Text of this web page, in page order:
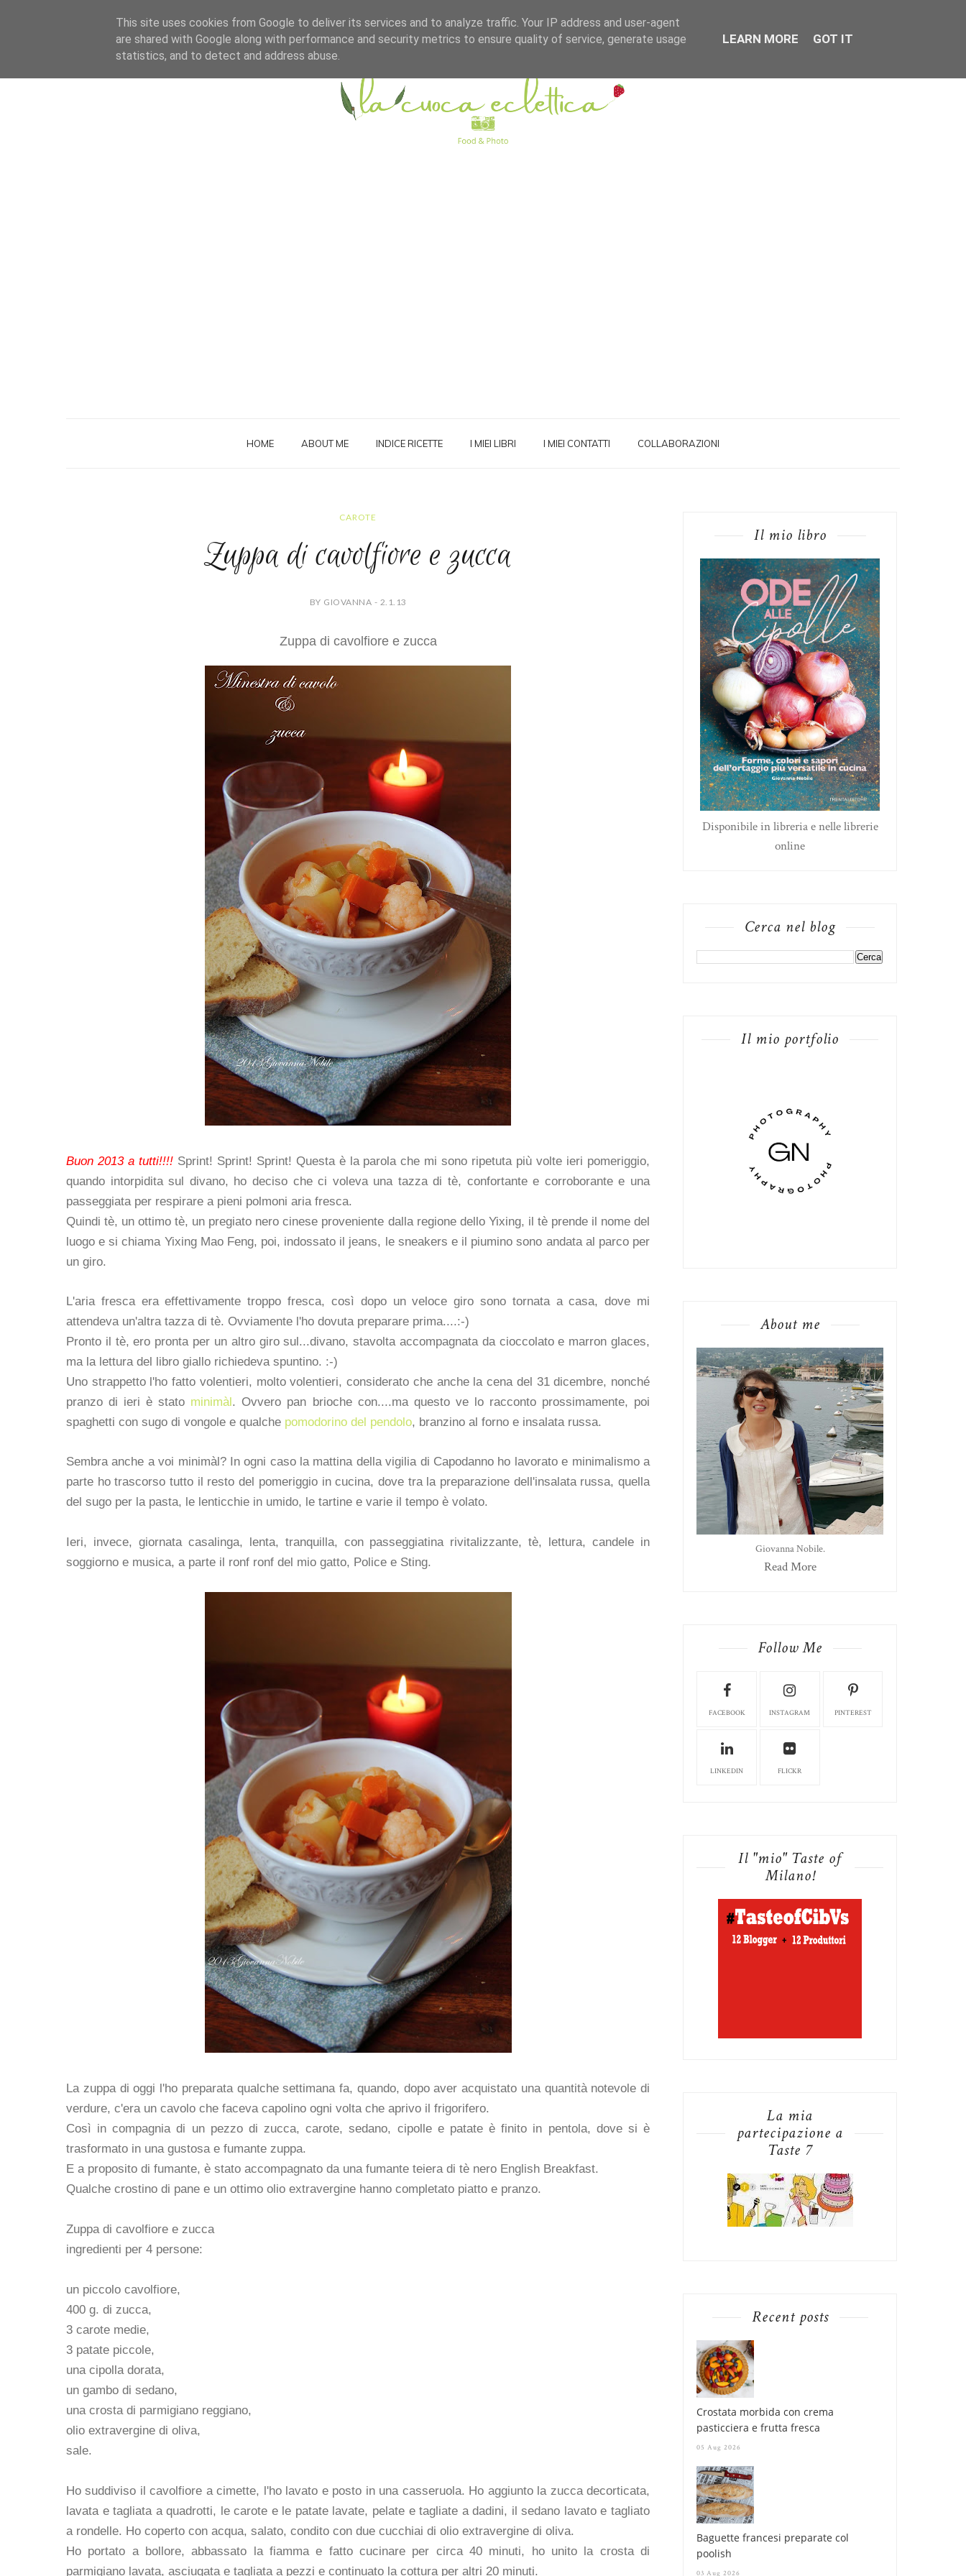
HOME ABOUT ME INDICE RICETTE I MIEI LIBRI I MIEI CONTATTI COLLABORAZIONI
CAROTE
Zuppa di cavolfiore e zucca
BY GIOVANNA - 2.1.13
Zuppa di cavolfiore e zucca
Buon 2013 a tutti!!!!Sprint! Sprint! Sprint! Questa è la parola che mi sono ripetuta più volte ieri pomeriggio,
quando intorpidita sul divano, ho deciso che ci voleva una tazza di tè, confortante e corroborante e una
passeggiata per respirare a pieni polmoni aria fresca.
Quindi tè, un ottimo tè, un pregiato nero cinese proveniente dalla regione dello Yixing, il tè prende il nome del
luogo e si chiama Yixing Mao Feng, poi, indossato il jeans, le sneakers e il piumino sono andata al parco per
un giro.
L'aria fresca era effettivamente troppo fresca, così dopo un veloce giro sono tornata a casa, dove mi
attendeva un'altra tazza di tè. Ovviamente l'ho dovuta preparare prima....:-)
Pronto il tè, ero pronta per un altro giro sul...divano, stavolta accompagnata da cioccolato e marron glaces,
ma la lettura del libro giallo richiedeva spuntino. :-)
Uno strappetto l'ho fatto volentieri, molto volentieri, considerato che anche la cena del 31 dicembre, nonché
pranzo di ieri è stato minimàl. Ovvero pan brioche con....ma questo ve lo racconto prossimamente, poi
spaghetti con sugo di vongole e qualche pomodorino del pendolo, branzino al forno e insalata russa.
Sembra anche a voi minimàl? In ogni caso la mattina della vigilia di Capodanno ho lavorato e minimalismo a
parte ho trascorso tutto il resto del pomeriggio in cucina, dove tra la preparazione dell'insalata russa, quella
del sugo per la pasta, le lenticchie in umido, le tartine e varie il tempo è volato.
Ieri, invece, giornata casalinga, lenta, tranquilla, con passeggiatina rivitalizzante, tè, lettura, candele in
soggiorno e musica, a parte il ronf ronf del mio gatto, Police e Sting.
La zuppa di oggi l'ho preparata qualche settimana fa, quando, dopo aver acquistato una quantità notevole di
verdure, c'era un cavolo che faceva capolino ogni volta che aprivo il frigorifero.
Così in compagnia di un pezzo di zucca, carote, sedano, cipolle e patate è finito in pentola, dove si è
trasformato in una gustosa e fumante zuppa.
E a proposito di fumante, è stato accompagnato da una fumante teiera di tè nero English Breakfast.
Qualche crostino di pane e un ottimo olio extravergine hanno completato piatto e pranzo.
Zuppa di cavolfiore e zucca
ingredienti per 4 persone:
un piccolo cavolfiore,
400 g. di zucca,
3 carote medie,
3 patate piccole,
una cipolla dorata,
un gambo di sedano,
una crosta di parmigiano reggiano,
olio extravergine di oliva,
sale.
Ho suddiviso il cavolfiore a cimette, l'ho lavato e posto in una casseruola. Ho aggiunto la zucca decorticata,
lavata e tagliata a quadrotti, le carote e le patate lavate, pelate e tagliate a dadini, il sedano lavato e tagliato
a rondelle. Ho coperto con acqua, salato, condito con due cucchiai di olio extravergine di oliva.
Ho portato a bollore, abbassato la fiamma e fatto cucinare per circa 40 minuti, ho unito la crosta di
parmigiano lavata, asciugata e tagliata a pezzi e continuato la cottura per altri 20 minuti.
Il mio libro
Disponibile in libreria e nelle librerie
online
Cerca nel blog
Il mio portfolio
About me
Giovanna Nobile.
Read More
Follow Me
FACEBOOK INSTAGRAM PINTEREST
LINKEDIN FLICKR
Il "mio" Taste of
Milano!
La mia
partecipazione a
Taste 7
Recent posts
Crostata morbida con crema
pasticciera e frutta fresca
05 Aug 2026
Baguette francesi preparate col
poolish
03 Aug 2026
This site uses cookies from Google to deliver its services and to analyze traffic. Your IP address and user-agent
are shared with Google along with performance and security metrics to ensure quality of service, generate usage
statistics, and to detect and address abuse.
LEARN MORE GOT IT